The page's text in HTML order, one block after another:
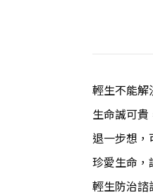
輕生不能解
生命誠可
退一步想，
珍愛生命，
輕生防治